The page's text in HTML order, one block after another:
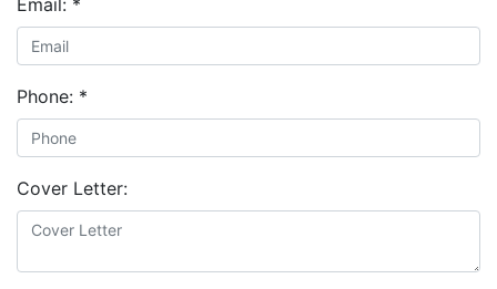
Email: *
Phone: *
Cover Letter: